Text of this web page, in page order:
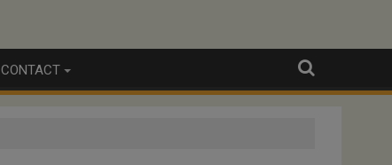
CONTACT